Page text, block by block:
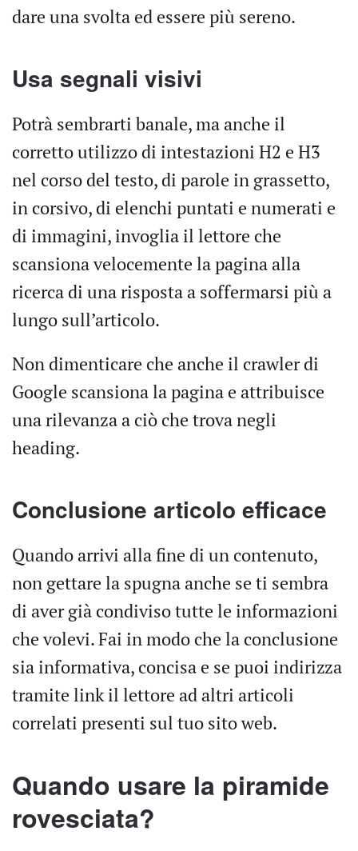
dare una svolta ed essere più sereno.
Usa segnali visivi
Potrà sembrarti banale, ma anche il
corretto utilizzo di intestazioni H2 e H3
nel corso del testo, di parole in grassetto,
in corsivo, di elenchi puntati e numerati e
di immagini, invoglia il lettore che
scansiona velocemente la pagina alla
ricerca di una risposta a soffermarsi più a
lungo sull’articolo.
Non dimenticare che anche il crawler di
Google scansiona la pagina e attribuisce
una rilevanza a ciò che trova negli
heading.
Conclusione articolo efficace
Quando arrivi alla fine di un contenuto,
non gettare la spugna anche se ti sembra
di aver già condiviso tutte le informazioni
che volevi. Fai in modo che la conclusione
sia informativa, concisa e se puoi indirizza
tramite link il lettore ad altri articoli
correlati presenti sul tuo sito web.
Quando usare la piramide
rovesciata?